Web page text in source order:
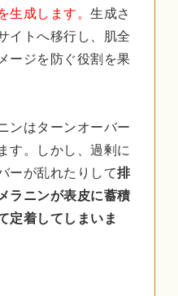
生成します。 生成さ
イトへ移行し、肌全
ージを防ぐ役割を果
ンはターンオーバー
す。しかし、過剰に
ーが乱れたりして排
ラニンが表皮に蓄積
定着してしまいま